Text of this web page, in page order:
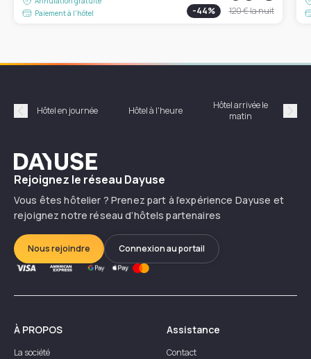
Paiement à l'hôtel
-44% 120 €la nuit
Précédent
Hôtel en journée Hôtel à l'heure
Hôtel arrivée le
matin
Dayuse
Rejoignez le réseau Dayuse
Vous êtes hôtelier ? Prenez part à l’expérience Dayuse et
rejoignez notre réseau d’hôtels partenaires
Nous rejoindre Connexion au portail
À PROPOS
La société
Assistance
Contact